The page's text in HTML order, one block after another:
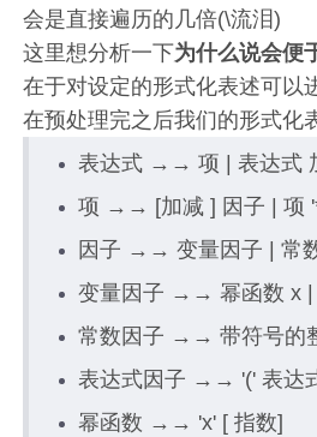
会是直接遍历的几倍(\流泪)
这里想分析一下为什么说会便
在于对设定的形式化表述可以
在预处理完之后我们的形式化
表达式 →→ 项 | 表达式
项 →→ [加减 ] 因子 | 项
因子 →→ 变量因子 | 常
变量因子 →→ 幂函数 x |
常数因子 →→ 带符号的
表达式因子 →→ '(' 表达
幂函数 →→ 'x' [ 指数]